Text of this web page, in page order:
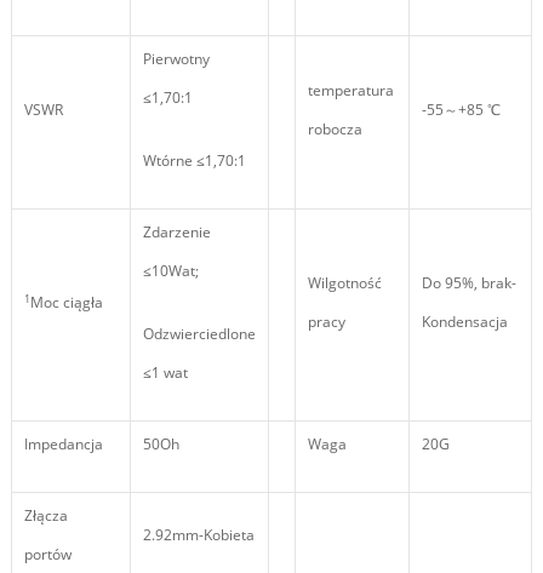
VSWR
Pierwotny
≤1,70:1
Wtórne ≤1,70:1
temperatura
robocza
-55～+85 ℃
1 Moc ciągła
Zdarzenie
≤10Wat;
Odzwierciedlone
≤1 wat
Wilgotność
pracy
Do 95%, brak-
Kondensacja
Impedancja 50Oh Waga 20G
Złącza
portów
2.92mm-Kobieta